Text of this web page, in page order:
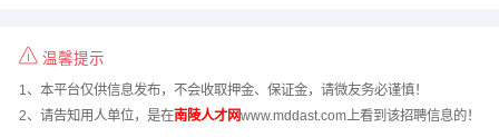
温馨提示
1、本平台仅供信息发布，不会收取押金、保证金，请微友务必谨慎！
2、请告知用人单位，是在南陵人才网www.mddast.com上看到该招聘信息的！